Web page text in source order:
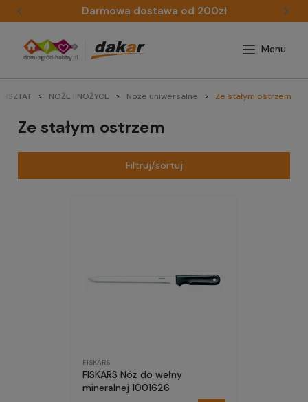
Darmowa dostawa od 200zł
NOŻE I NOŻYCE Noże uniwersalne Ze stałym ostrzem
Ze stałym ostrzem
Filtruj/sortuj
FISKARS
FISKARS Nóż do wełny
mineralnej 1001626